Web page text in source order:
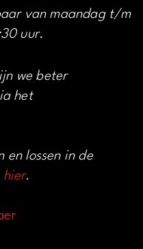
van maandag t/m
uur.
we beter
het
en lossen in de
hier.